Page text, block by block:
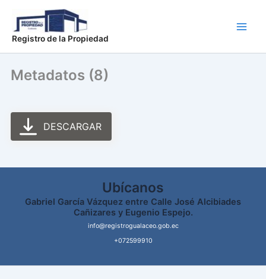
contenido
Registro de la Propiedad
Metadatos (8)
DESCARGAR
Ubícanos
Gabriel García Vázquez entre Calle José Alcibiades
Cañizares y Eugenio Espejo.
info@registrogualaceo.gob.ec
+072599910